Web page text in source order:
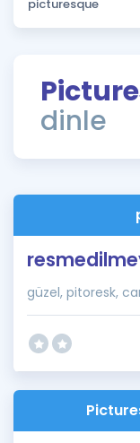
Puan
ÖSYM
Kampanyalar
İngilizce
dinle
güzel, pitoresk,